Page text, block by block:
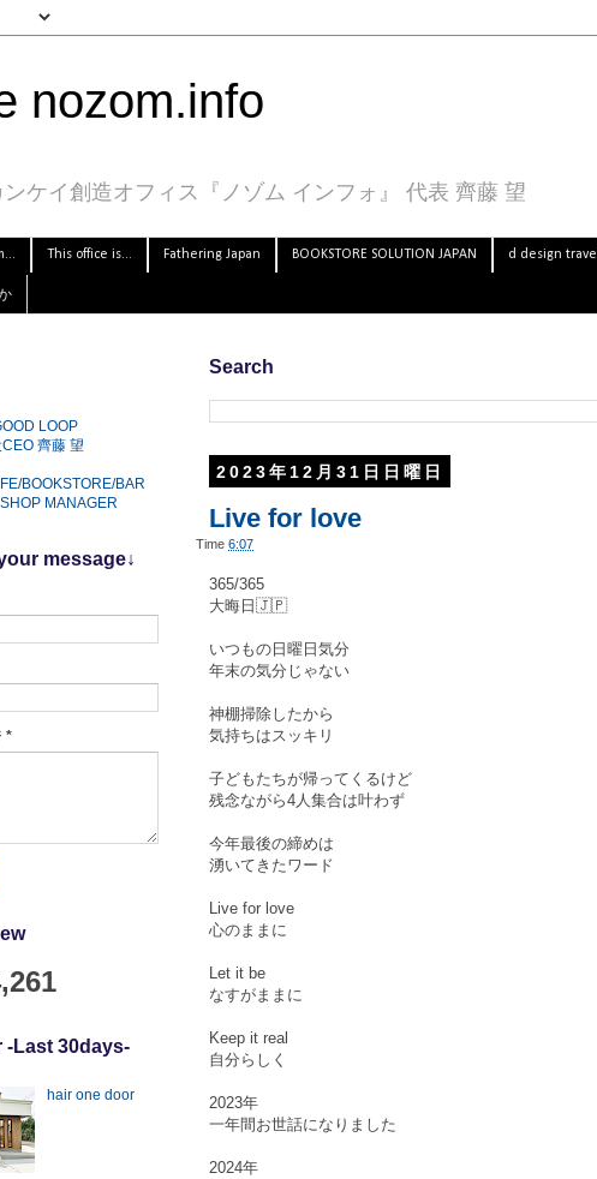
nozom.info
ンケイ創造オフィス『ノゾム インフォ』 代表 齊藤 望
This office is... Fathering Japan BOOKSTORE SOLUTION JAPAN d design travel
Search
2023年12月31日日曜日
Live for love
Time6:07
365/365
大晦日🇯🇵
いつもの日曜日気分
年末の気分じゃない
神棚掃除したから
気持ちはスッキリ
子どもたちが帰ってくるけど
残念ながら4人集合は叶わず
今年最後の締めは
湧いてきたワード
Live for love
心のままに
Let it be
なすがままに
Keep it real
自分らしく
2023年
一年間お世話になりました
2024年
LOOP
齊藤 望
BOOKSTORE/BAR
MANAGER
message↓
*
-Last 30days-
hair one door